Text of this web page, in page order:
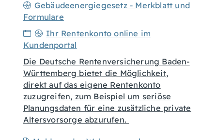
Gebäudeenergiegesetz - Merkblatt und
Formulare
Ihr Rentenkonto online im
Kundenportal
Die Deutsche Rentenversicherung Baden-
Württemberg bietet die Möglichkeit,
direkt auf das eigene Rentenkonto
zuzugreifen, zum Beispiel um seriöse
Planungsdaten für eine zusätzliche private
Altersvorsorge abzurufen.